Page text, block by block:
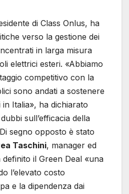
di Class Onlus, ha
verso la gestione dei
in larga misura
elettrici esteri. «Abbiamo
competitivo con la
sono andati a sostenere
Italia», ha dichiarato
sull’efficacia della
segno opposto è stato
Taschini, manager ed
il Green Deal «una
l’elevato costo
e la dipendenza dai